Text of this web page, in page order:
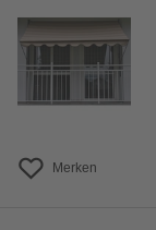
Merken